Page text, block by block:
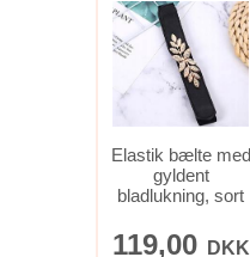
Elastik bælte med
gyldent
bladlukning, sort
119,00DKK